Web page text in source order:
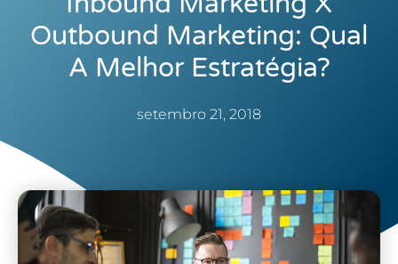
Outbound Marketing: Qual
A Melhor Estratégia?
setembro 21, 2018